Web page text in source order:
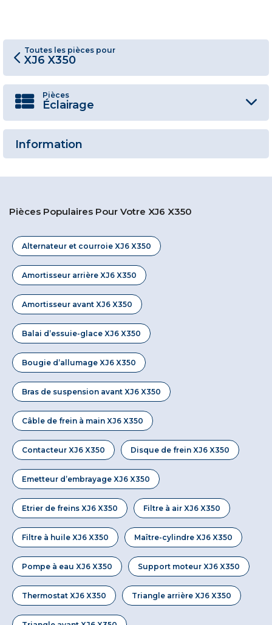
Toutes les pièces pour
XJ6 X350
Pièces
Éclairage
Information
Pièces Populaires Pour Votre XJ6 X350
Alternateur et courroie XJ6 X350
Amortisseur arrière XJ6 X350
Amortisseur avant XJ6 X350
Balai d’essuie-glace XJ6 X350
Bougie d’allumage XJ6 X350
Bras de suspension avant XJ6 X350
Câble de frein à main XJ6 X350
Contacteur XJ6 X350 Disque de frein XJ6 X350
Emetteur d’embrayage XJ6 X350
Etrier de freins XJ6 X350 Filtre à air XJ6 X350
Filtre à huile XJ6 X350 Maître-cylindre XJ6 X350
Pompe à eau XJ6 X350 Support moteur XJ6 X350
Thermostat XJ6 X350 Triangle arrière XJ6 X350